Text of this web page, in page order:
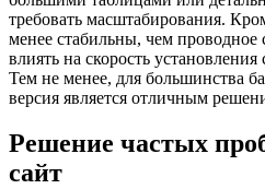
требовать масштабирования.
менее стабильны, чем проводное
влиять на скорость
Тем не менее, для большинства
версия является отличным
Решение частых
сайт